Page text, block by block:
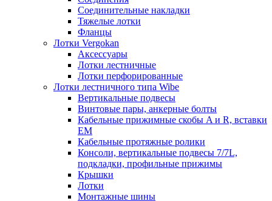
Соединительные накладки
Тяжелые лотки
Фланцы
Лотки Vergokan
Аксессуары
Лотки лестничные
Лотки перфорированные
Лотки лестничного типа Wibe
Вертикальные подвесы
Винтовые пары, анкерные болты
Кабельные прижимные скобы A и R, вставки
EM
Кабельные протяжные ролики
Консоли, вертикальные подвесы 7/7L,
подкладки, профильные прижимы
Крышки
Лотки
Монтажные шины